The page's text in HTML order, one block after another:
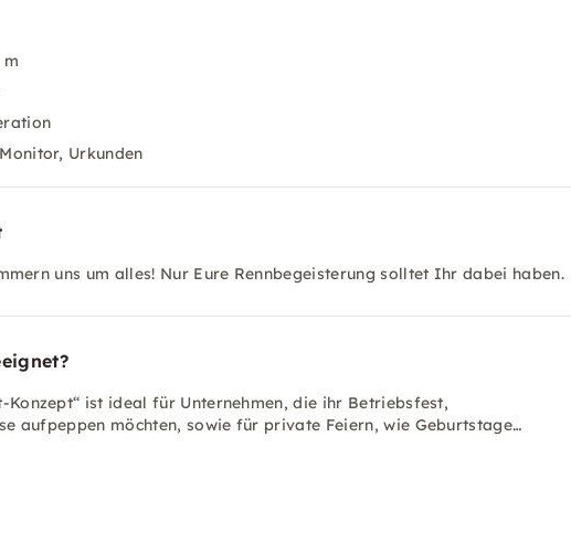
Urkunden
uns um alles! Nur Eure Rennbegeisterung solltet Ihr dabei haben.
Konzept“ ist ideal für Unternehmen, die ihr Betriebsfest,
aufpeppen möchten, sowie für private Feiern, wie Geburtstage…